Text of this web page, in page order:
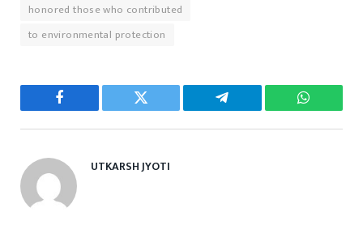
honored those who contributed
to environmental protection
Facebook Twitter Telegram
UTKARSH JYOTI